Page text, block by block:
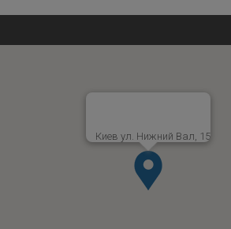
Киев ул. Нижний Вал, 15